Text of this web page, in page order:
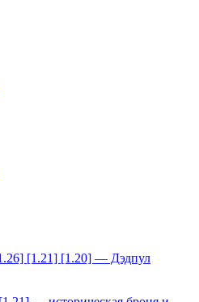
[1.21] [1.20] — Дэдпул